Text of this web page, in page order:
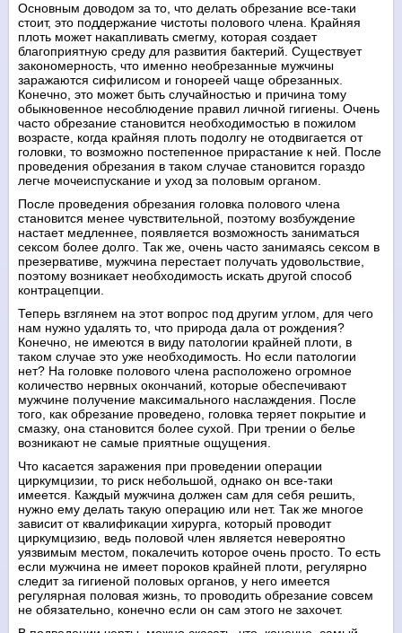
Основным доводом за то, что делать обрезание все-таки
стоит, это поддержание чистоты полового члена. Крайняя
плоть может накапливать смегму, которая создает
благоприятную среду для развития бактерий. Существует
закономерность, что именно необрезанные мужчины
заражаются сифилисом и гонореей чаще обрезанных.
Конечно, это может быть случайностью и причина тому
обыкновенное несоблюдение правил личной гигиены. Очень
часто обрезание становится необходимостью в пожилом
возрасте, когда крайняя плоть подолгу не отодвигается от
головки, то возможно постепенное прирастание к ней. После
проведения обрезания в таком случае становится гораздо
легче мочеиспускание и уход за половым органом.
После проведения обрезания головка полового члена
становится менее чувствительной, поэтому возбуждение
настает медленнее, появляется возможность заниматься
сексом более долго. Так же, очень часто занимаясь сексом в
презервативе, мужчина перестает получать удовольствие,
поэтому возникает необходимость искать другой способ
контрацепции.
Теперь взглянем на этот вопрос под другим углом, для чего
нам нужно удалять то, что природа дала от рождения?
Конечно, не имеются в виду патологии крайней плоти, в
таком случае это уже необходимость. Но если патологии
нет? На головке полового члена расположено огромное
количество нервных окончаний, которые обеспечивают
мужчине получение максимального наслаждения. После
того, как обрезание проведено, головка теряет покрытие и
смазку, она становится более сухой. При трении о белье
возникают не самые приятные ощущения.
Что касается заражения при проведении операции
циркумцизии, то риск небольшой, однако он все-таки
имеется. Каждый мужчина должен сам для себя решить,
нужно ему делать такую операцию или нет. Так же многое
зависит от квалификации хирурга, который проводит
циркумцизию, ведь половой член является невероятно
уязвимым местом, покалечить которое очень просто. То есть
если мужчина не имеет пороков крайней плоти, регулярно
следит за гигиеной половых органов, у него имеется
регулярная половая жизнь, то проводить обрезание совсем
не обязательно, конечно если он сам этого не захочет.